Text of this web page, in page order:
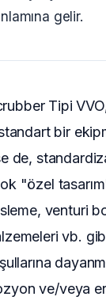
gelir.
Tipi
standart bir
de,
"özel
venturi
vb.
ve/veya